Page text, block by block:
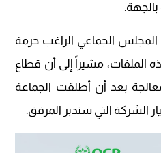
بالجهة.
الجماعي الراغب حرمة
مشيراً إلى أن قطاع
بعد أن أطلقت الجماعة
التي ستدبر المرفق.